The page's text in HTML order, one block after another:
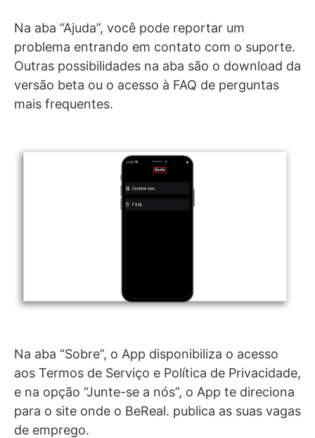
Na aba “Ajuda”, você pode reportar um
problema entrando em contato com o suporte.
Outras possibilidades na aba são o download da
versão beta ou o acesso à FAQ de perguntas
mais frequentes.
Na aba “Sobre”, o App disponibiliza o acesso
aos Termos de Serviço e Política de Privacidade,
e na opção “Junte-se a nós”, o App te direciona
para o site onde o BeReal. publica as suas vagas
de emprego.